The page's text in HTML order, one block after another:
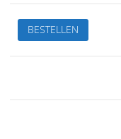
Slimme
de
vos
vogeltjesVan:Lea
BESTELLEN